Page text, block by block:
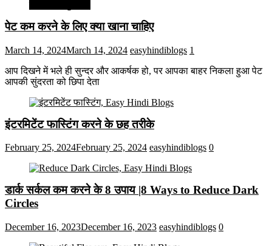
पेट कम करने के लिए क्या खाना चाहिए
March 14, 2024March 14, 2024 easyhindiblogs 1
आप दिखने में भले ही सुन्दर और आकर्षक हो, पर आपका बाहर निकला हुआ पेट
आपकी सुंदरता को छिपा देता
इंटरमिटेंट फास्टिंग करने के छह तरीके
February 25, 2024February 25, 2024 easyhindiblogs 0
डार्क सर्कल कम करने के 8 उपाय |8 Ways to Reduce Dark
Circles
December 16, 2023December 16, 2023 easyhindiblogs 0